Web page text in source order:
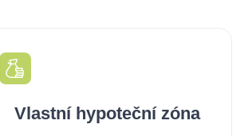
Vlastní hypoteční zóna